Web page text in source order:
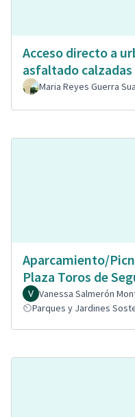
Acceso directo a
asfaltado
Maria Reyes Guerra
Aparcamiento/
Plaza Toros de
Vanessa Salmerón
Parques y Jardines